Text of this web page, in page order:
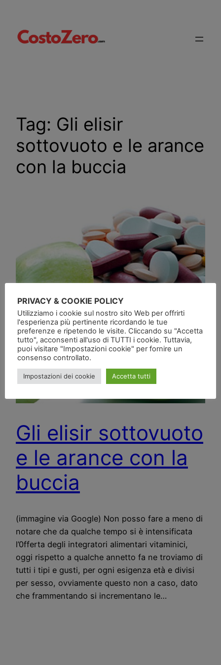
contenuto
Tag: Gli elisir
sottovuoto e le arance
con la buccia
Gli elisir sottovuoto
e le arance con la
buccia
(immagine via Google) Non posso fare a meno di
notare che da qualche tempo si è intensificata
l’0fferta degli integratori alimentari vitaminici,
oggi rispetto a qualche annetto fa ne troviamo di
tutti i tipi e gusti, per ogni esigenza età e divisi
per sesso, ovviamente questo non a caso, dato
che frammentando si incrementano le…
PRIVACY & COOKIE POLICY
Utilizziamo i cookie sul nostro sito Web per offrirti
l'esperienza più pertinente ricordando le tue
preferenze e ripetendo le visite. Cliccando su "Accetta
tutto", acconsenti all'uso di TUTTI i cookie. Tuttavia,
puoi visitare "Impostazioni cookie" per fornire un
consenso controllato.
Impostazioni dei cookie Accetta tutti